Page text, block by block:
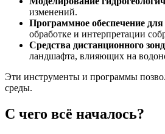
изменений.
Программное обеспечение
обработке и интерпретации
Средства дистанционного
ландшафта, влияющих на
Эти инструменты и программы
среды.
С чего всё началось?